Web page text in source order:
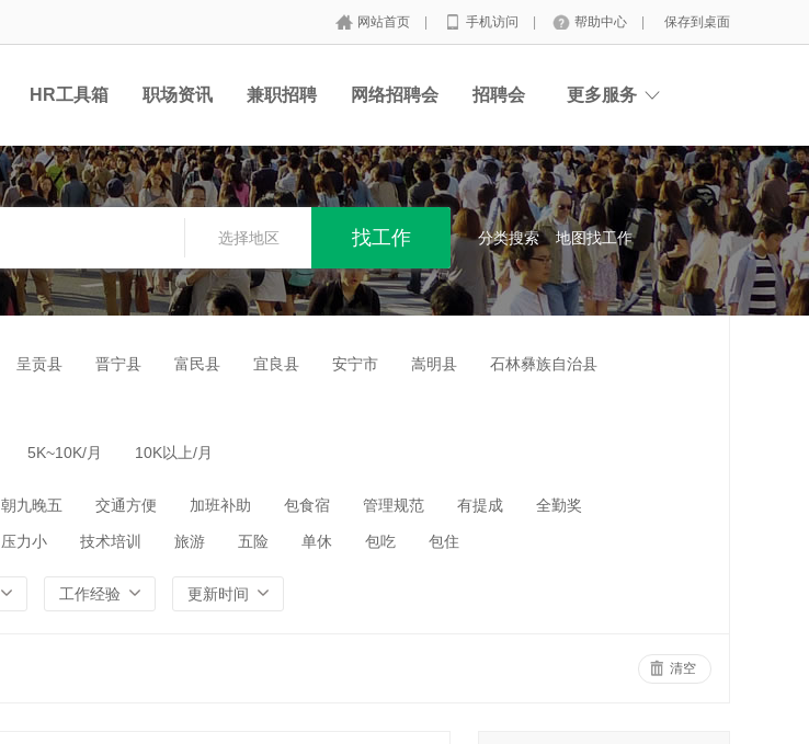
网站首页 手机访问 帮助中心 保存到桌面
HR工具箱 职场资讯 兼职招聘 网络招聘会 招聘会 更多服务
选择地区 分类搜索 地图找工作
呈贡县 晋宁县 富民县 宜良县 安宁市 嵩明县 石林彝族自治县
5K~10K/月 10K以上/月
朝九晚五 交通方便 加班补助 包食宿 管理规范 有提成 全勤奖
压力小 技术培训 旅游 五险 单休 包吃 包住
工作经验 更新时间
清空